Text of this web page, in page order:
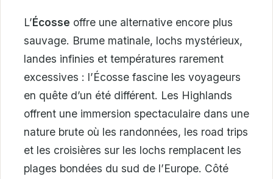
L’Écosse offre une alternative encore plus
sauvage. Brume matinale, lochs mystérieux,
landes infinies et températures rarement
excessives : l’Écosse fascine les voyageurs
en quête d’un été différent. Les Highlands
offrent une immersion spectaculaire dans une
nature brute où les randonnées, les road trips
et les croisières sur les lochs remplacent les
plages bondées du sud de l’Europe. Côté